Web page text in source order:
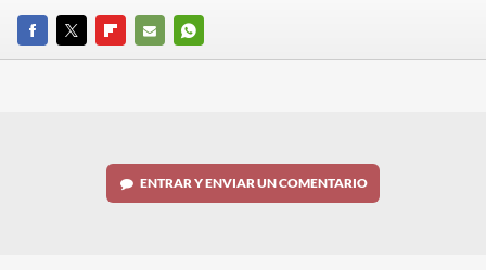
FACEBOOK
TWITTERFLIPBOARD
E-
WHATSAPP
ENTRAR Y ENVIAR UN COMENTARIO